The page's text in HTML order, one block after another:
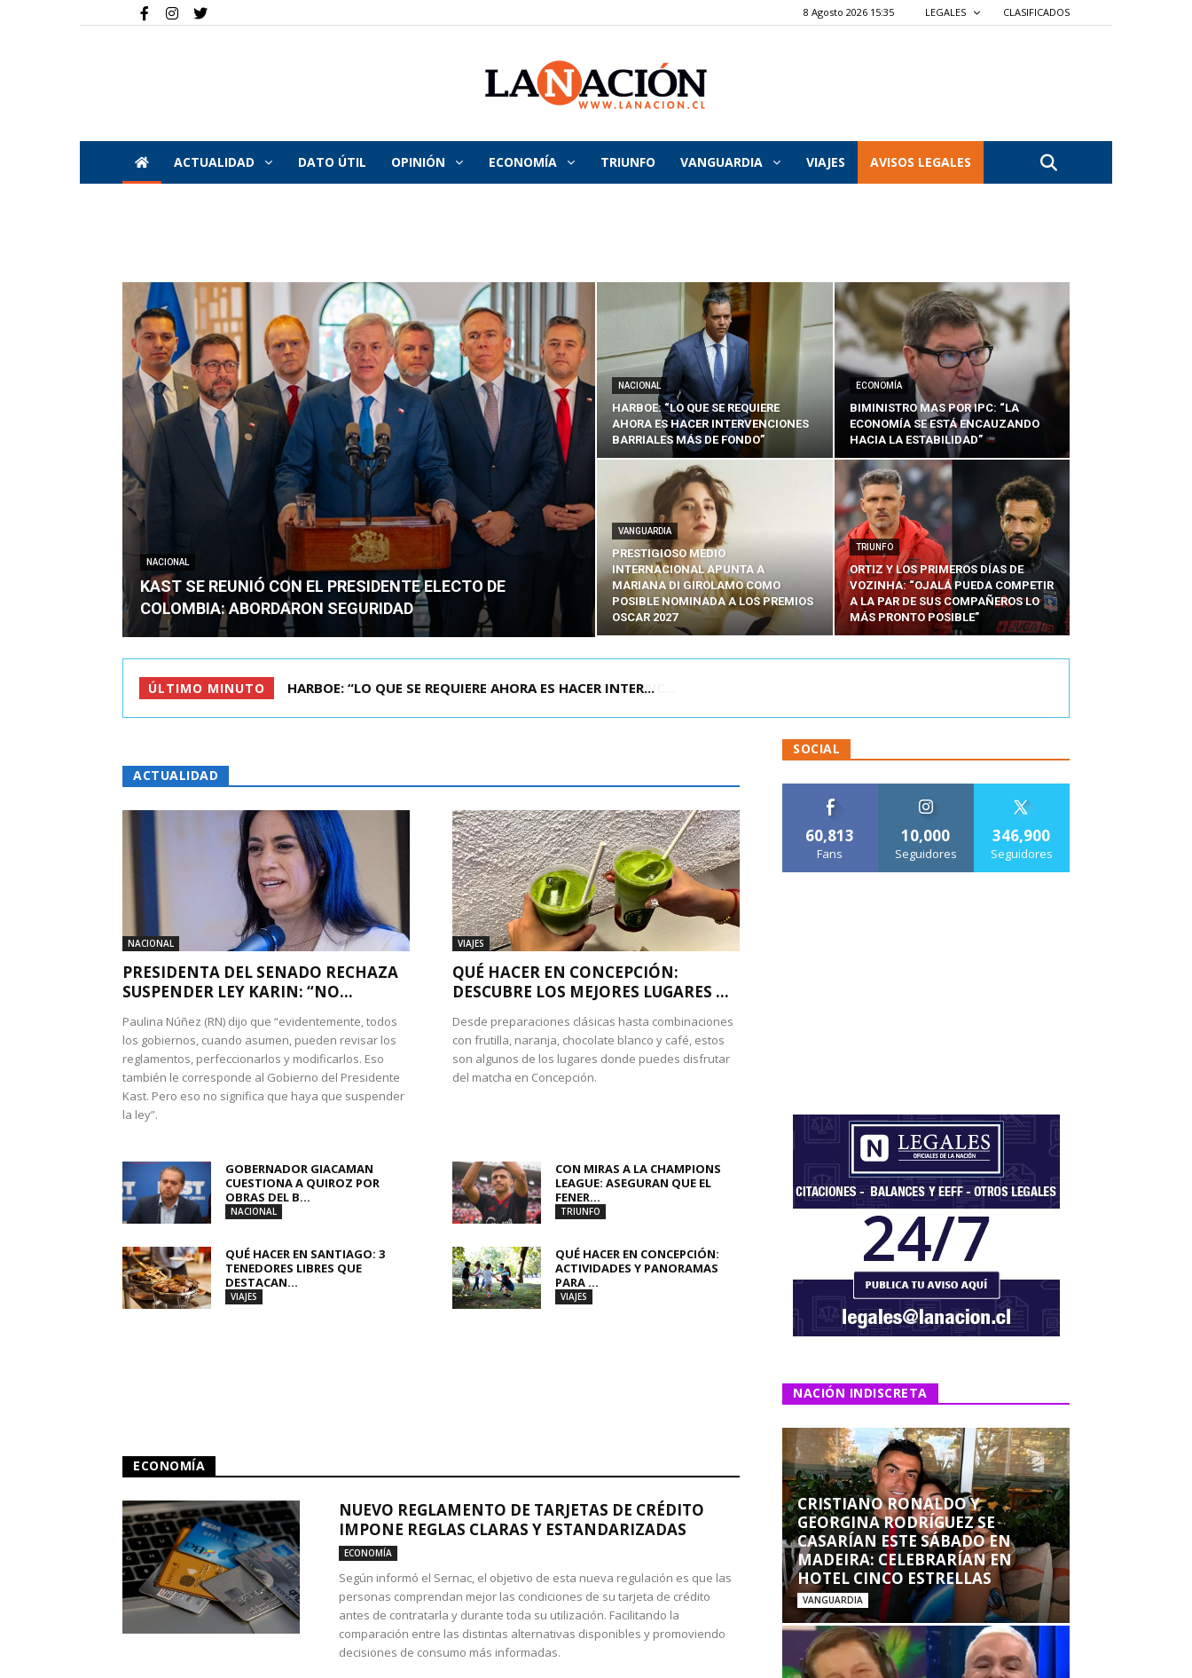
8 Agosto 2026 15:35 LEGALES CLASIFICADOS
La
Nación
ACTUALIDAD DATO ÚTIL OPINIÓN ECONOMÍA TRIUNFO VANGUARDIA VIAJES AVISOS LEGALES
NACIONAL
KAST SE REUNIÓ CON EL PRESIDENTE ELECTO DE
COLOMBIA: ABORDARON SEGURIDAD
NACIONAL
HARBOE: “LO QUE SE REQUIERE
AHORA ES HACER INTERVENCIONES
BARRIALES MÁS DE FONDO”
ECONOMÍA
BIMINISTRO MAS POR IPC: “LA
ECONOMÍA SE ESTÁ ENCAUZANDO
HACIA LA ESTABILIDAD”
VANGUARDIA
PRESTIGIOSO MEDIO
INTERNACIONAL APUNTA A
MARIANA DI GIROLAMO COMO
POSIBLE NOMINADA A LOS PREMIOS
OSCAR 2027
TRIUNFO
ORTIZ Y LOS PRIMEROS DÍAS DE
VOZINHA: “OJALÁ PUEDA COMPETIR
A LA PAR DE SUS COMPAÑEROS LO
MÁS PRONTO POSIBLE”
ÚLTIMO MINUTO BIMINISTRO MAS POR IPC: “LA ECONOMÍA SE ESTÁ ENC...
ACTUALIDAD
NACIONAL
PRESIDENTA DEL SENADO RECHAZA
SUSPENDER LEY KARIN: “NO...
Paulina Núñez (RN) dijo que “evidentemente, todos
los gobiernos, cuando asumen, pueden revisar los
reglamentos, perfeccionarlos y modificarlos. Eso
también le corresponde al Gobierno del Presidente
Kast. Pero eso no significa que haya que suspender
la ley”.
VIAJES
QUÉ HACER EN CONCEPCIÓN:
DESCUBRE LOS MEJORES LUGARES ...
Desde preparaciones clásicas hasta combinaciones
con frutilla, naranja, chocolate blanco y café, estos
son algunos de los lugares donde puedes disfrutar
del matcha en Concepción.
GOBERNADOR GIACAMAN
CUESTIONA A QUIROZ POR
OBRAS DEL B...
NACIONAL
CON MIRAS A LA CHAMPIONS
LEAGUE: ASEGURAN QUE EL
FENER...
TRIUNFO
QUÉ HACER EN SANTIAGO: 3
TENEDORES LIBRES QUE
DESTACAN...
VIAJES
QUÉ HACER EN CONCEPCIÓN:
ACTIVIDADES Y PANORAMAS
PARA ...
VIAJES
ECONOMÍA
NUEVO REGLAMENTO DE TARJETAS DE CRÉDITO
IMPONE REGLAS CLARAS Y ESTANDARIZADAS
ECONOMÍA
Según informó el Sernac, el objetivo de esta nueva regulación es que las
personas comprendan mejor las condiciones de su tarjeta de crédito
antes de contratarla y durante toda su utilización. Facilitando la
comparación entre las distintas alternativas disponibles y promoviendo
decisiones de consumo más informadas.
SOCIAL
60,813
Fans
10,000
Seguidores
346,900
Seguidores
NACIÓN INDISCRETA
CRISTIANO RONALDO Y
GEORGINA RODRÍGUEZ SE
CASARÍAN ESTE SÁBADO EN
MADEIRA: CELEBRARÍAN EN
HOTEL CINCO ESTRELLAS
VANGUARDIA